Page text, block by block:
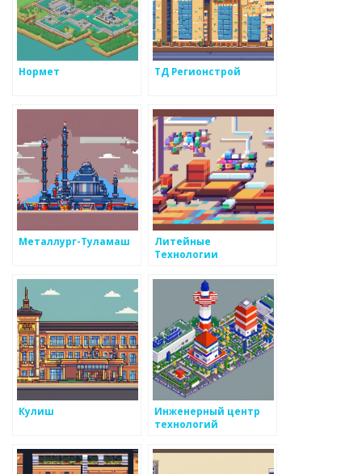
Нормет ТД Регионстрой
Металлург-Туламаш
Литейные
Технологии
Кулиш
Инженерный центр
технологий